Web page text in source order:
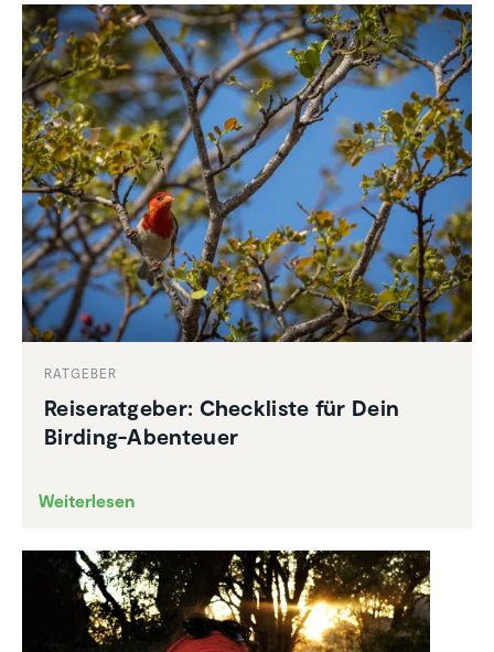
RATGEBER
Reise­rat­geber: Check­liste für Dein
Birding-Abenteuer
Weiterlesen